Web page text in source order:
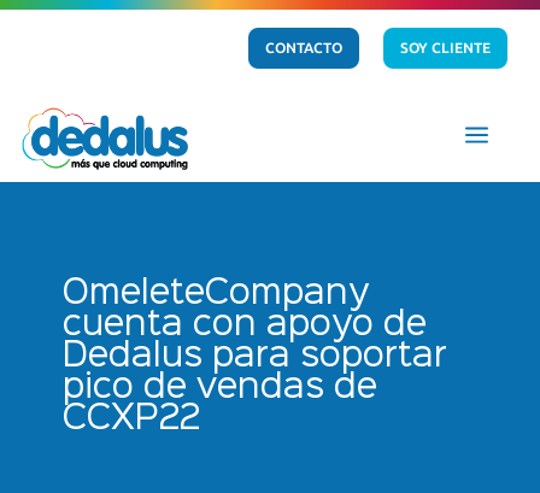
CONTACTO SOY CLIENTE
a
OmeleteCompany
cuenta con apoyo de
Dedalus para soportar
pico de vendas de
CCXP22